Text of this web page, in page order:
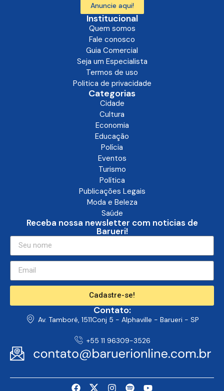
Anuncie aqui!
Institucional
Quem somos
Fale conosco
Guia Comercial
Seja um Especialista
Termos de uso
Politica de privacidade
Categorias
Cidade
Cultura
Economia
Educação
Polícia
Eventos
Turismo
Política
Publicações Legais
Moda e Beleza
Saúde
Receba nossa newsletter com noticias de
Barueri!
Cadastre-se!
Contato:
Av. Tamboré, 1511Conj 5 - Alphaville - Barueri - SP
+55 11 96309-3526